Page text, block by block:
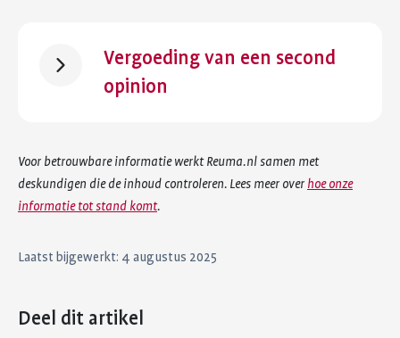
Vergoeding van een second
opinion
Voor betrouwbare informatie werkt Reuma.nl samen met
deskundigen die de inhoud controleren. Lees meer over hoe onze
informatie tot stand komt.
Laatst bijgewerkt: 4 augustus 2025
Deel dit artikel